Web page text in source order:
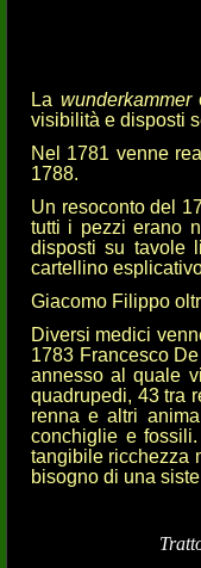
La wunderkammer
visibilità e disposti
Nel 1781 venne
1788.
Un resoconto del
tutti i pezzi erano
disposti su tavole
cartellino
Giacomo Filippo
Diversi medici
1783 Francesco
annesso al quale
quadrupedi, 43 tra
renna e altri
conchiglie e
tangibile ricchezza
bisogno di una